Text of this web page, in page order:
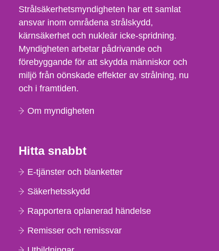
Strålsäkerhetsmyndigheten har ett samlat
ansvar inom områdena strålskydd,
kärnsäkerhet och nukleär icke-spridning.
Myndigheten arbetar pådrivande och
förebyggande för att skydda människor och
miljö från oönskade effekter av strålning, nu
och i framtiden.
Om myndigheten
Hitta snabbt
E-tjänster och blanketter
Säkerhetsskydd
Rapportera oplanerad händelse
Remisser och remissvar